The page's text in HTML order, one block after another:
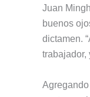
Juan
buenos
dictamen.
trabajador,